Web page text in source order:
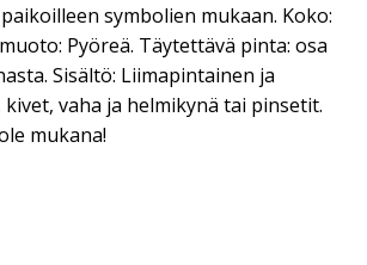
symbolien mukaan. Koko:
Pyöreä. Täytettävä pinta: osa
Sisältö: Liimapintainen ja
vaha ja helmikynä tai pinsetit.
mukana!